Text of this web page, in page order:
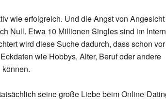
wie erfolgreich. Und die Angst von Angesicht
Null. Etwa 10 Millionen Singles sind im
wird diese Suche dadurch, dass schon
wie Hobbys, Alter, Beruf oder andere
seine große Liebe beim Online-